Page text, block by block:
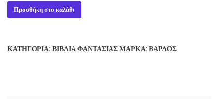
MASTERS
OF
GORDON
Προσθήκη στο καλάθι
ΚΑΤΗΓΟΡΊΑ: ΒΙΒΛΊΑ ΦΑΝΤΑΣΊΑΣΜΆΡΚΑ: ΒΆΡΔΟΣ